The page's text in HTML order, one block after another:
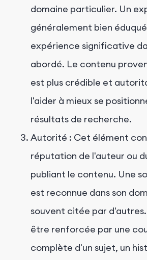
domaine particulier. Un
généralement bien
expérience significative
abordé. Le contenu
est plus crédible et
l'aider à mieux se
résultats de recherche.
Autorité : Cet élément
réputation de l'auteur ou
publiant le contenu. Une
est reconnue dans son
souvent citée par
être renforcée par une
complète d'un sujet, un